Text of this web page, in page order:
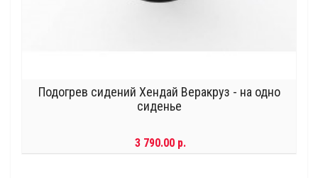
Подогрев сидений Хендай Веракруз - на одно
сиденье
3 790.00 р.